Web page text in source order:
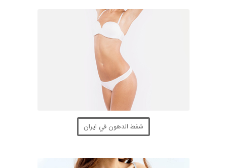
شفط الدهون في ايران